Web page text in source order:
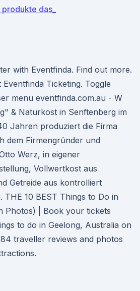
das_
with Eventfinda. Find out more.
Ticketing. Toggle
menu eventfinda.com.au - W
& Naturkost in Senftenberg im
Jahren produziert die Firma
dem Firmengründer und
Werz, in eigener
Vollwertkost aus
Getreide aus kontrolliert
THE 10 BEST Things to Do in
Photos) | Book your tickets
to do in Geelong, Australia on
traveller reviews and photos